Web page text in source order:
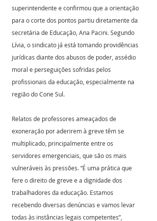
superintendente e confirmou que a orientação
para o corte dos pontos partiu diretamente da
secretária de Educação, Ana Pacini. Segundo
Lívia, o sindicato já está tomando providências
jurídicas diante dos abusos de poder, assédio
moral e perseguições sofridas pelos
profissionais da educação, especialmente na
região do Cone Sul.
Relatos de professores ameaçados de
exoneração por aderirem à greve têm se
multiplicado, principalmente entre os
servidores emergenciais, que são os mais
vulneráveis às pressões. “É uma prática que
fere o direito de greve e a dignidade dos
trabalhadores da educação. Estamos
recebendo diversas denúncias e vamos levar
todas às instâncias legais competentes”,